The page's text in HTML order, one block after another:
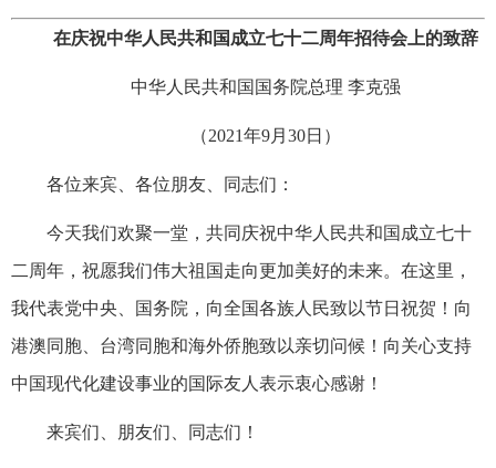
在庆祝中华人民共和国成立七十二周年招待会上的致辞
中华人民共和国国务院总理 李克强
（2021年9月30日）
各位来宾、各位朋友、同志们：
今天我们欢聚一堂，共同庆祝中华人民共和国成立七十
二周年，祝愿我们伟大祖国走向更加美好的未来。在这里，
我代表党中央、国务院，向全国各族人民致以节日祝贺！向
港澳同胞、台湾同胞和海外侨胞致以亲切问候！向关心支持
中国现代化建设事业的国际友人表示衷心感谢！
来宾们、朋友们、同志们！